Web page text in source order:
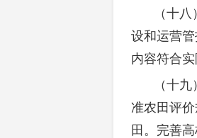
（十
设和运营
内容符合
（十
准农田评
田。完善